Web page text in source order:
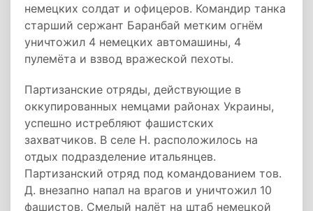
немецких солдат и офицеров. Командир танка
старший сержант Баранбай метким огнём
уничтожил 4 немецких автомашины, 4
пулемёта и взвод вражеской пехоты.
Партизанские отряды, действующие в
оккупированных немцами районах Украины,
успешно истребляют фашистских
захватчиков. В селе Н. расположилось на
отдых подразделение итальянцев.
Партизанский отряд под командованием тов.
Д. внезапно напал на врагов и уничтожил 10
фашистов. Смелый налёт на штаб немецкой